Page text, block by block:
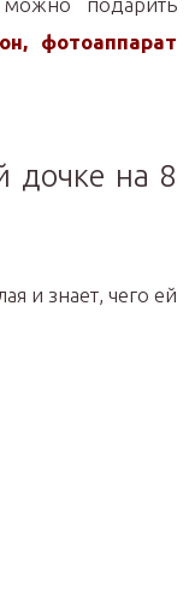
фотоаппарат
дочке на 8
и знает, чего ей